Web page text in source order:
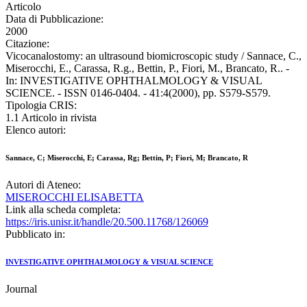
Articolo
Data di Pubblicazione:
2000
Citazione:
Vicocanalostomy: an ultrasound biomicroscopic study / Sannace, C.,
Miserocchi, E., Carassa, R.g., Bettin, P., Fiori, M., Brancato, R.. -
In: INVESTIGATIVE OPHTHALMOLOGY & VISUAL
SCIENCE. - ISSN 0146-0404. - 41:4(2000), pp. S579-S579.
Tipologia CRIS:
1.1 Articolo in rivista
Elenco autori:
Sannace, C; Miserocchi, E; Carassa, Rg; Bettin, P; Fiori, M; Brancato, R
Autori di Ateneo:
MISEROCCHI ELISABETTA
Link alla scheda completa:
https://iris.unisr.it/handle/20.500.11768/126069
Pubblicato in:
INVESTIGATIVE OPHTHALMOLOGY & VISUAL SCIENCE
Journal